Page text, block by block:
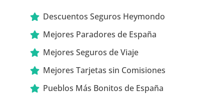
Descuentos Seguros Heymondo
Mejores Paradores de España
Mejores Seguros de Viaje
Mejores Tarjetas sin Comisiones
Pueblos Más Bonitos de España